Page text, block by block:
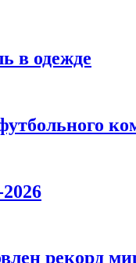
в одежде
рекорд